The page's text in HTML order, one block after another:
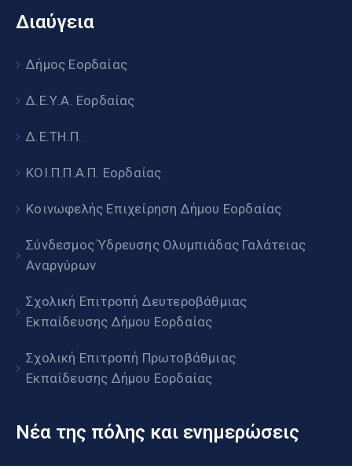
Διαύγεια
Δήμος Εορδαίας
Δ.Ε.Υ.Α. Εορδαίας
Δ.Ε.ΤΗ.Π.
ΚΟΙ.Π.Π.Α.Π. Εορδαίας
Κοινωφελής Επιχείρηση Δήμου Εορδαίας
Σύνδεσμος Ύδρευσης Ολυμπιάδας Γαλάτειας
Αναργύρων
Σχολική Επιτροπή Δευτεροβάθμιας
Εκπαίδευσης Δήμου Εορδαίας
Σχολική Επιτροπή Πρωτοβάθμιας
Εκπαίδευσης Δήμου Εορδαίας
Νέα της πόλης και ενημερώσεις